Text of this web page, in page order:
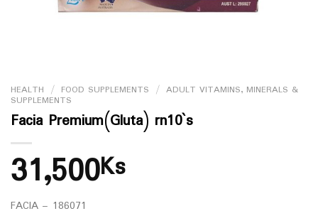
HEALTH / FOOD SUPPLEMENTS / ADULT VITAMINS, MINERALS &
SUPPLEMENTS
Facia Premium(Gluta) rn10`s
31,500Ks
FACIA – 186071